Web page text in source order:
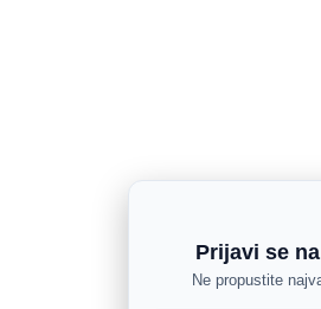
Prijavi se
Ne propustite